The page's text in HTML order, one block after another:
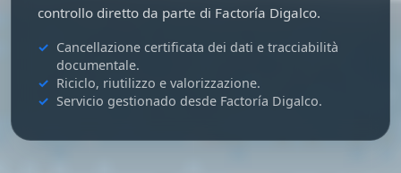
controllo diretto da parte di Factoría Digalco.
Cancellazione certificata dei dati e tracciabilità
documentale.
Riciclo, riutilizzo e valorizzazione.
Servicio gestionado desde Factoría Digalco.